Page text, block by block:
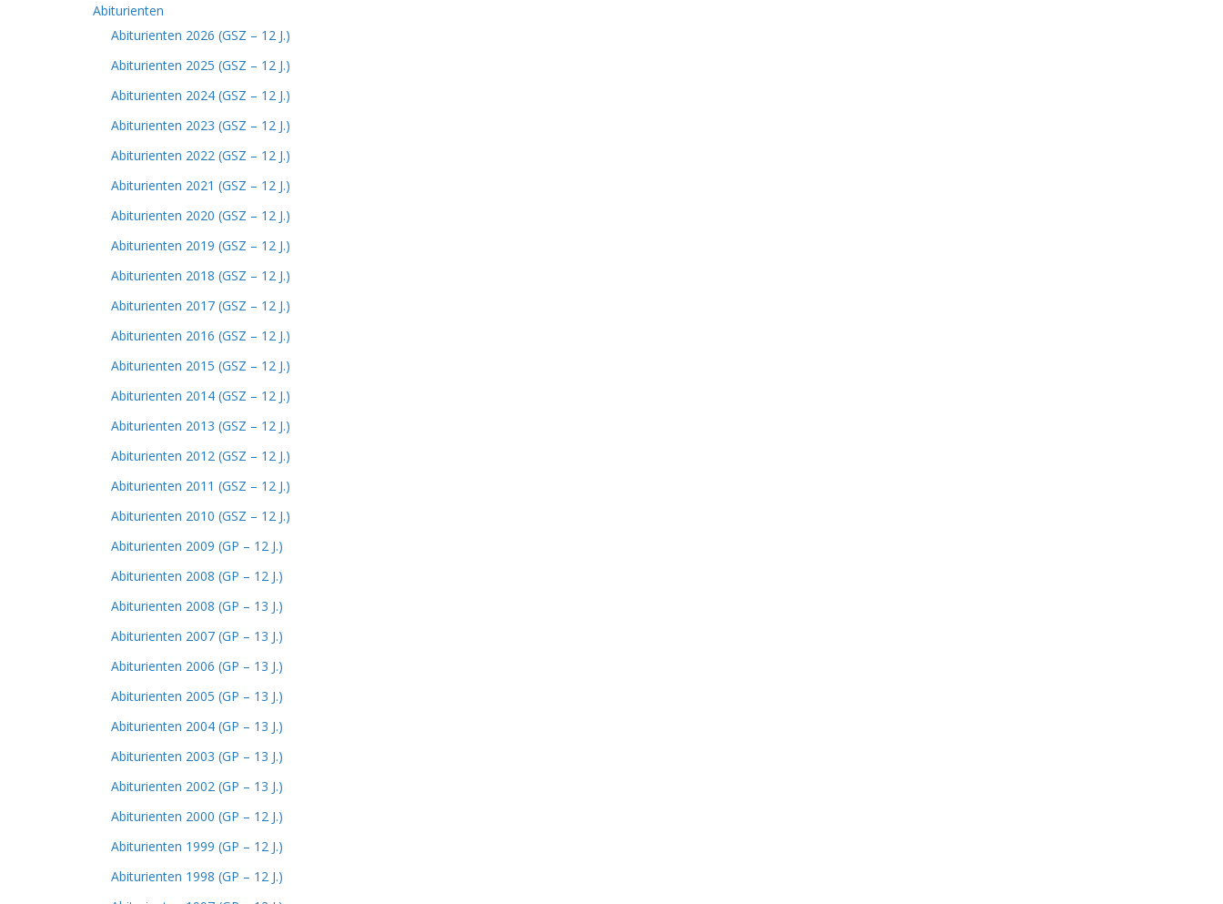
Abiturienten
Abiturienten 2026 (GSZ – 12 J.)
Abiturienten 2025 (GSZ – 12 J.)
Abiturienten 2024 (GSZ – 12 J.)
Abiturienten 2023 (GSZ – 12 J.)
Abiturienten 2022 (GSZ – 12 J.)
Abiturienten 2021 (GSZ – 12 J.)
Abiturienten 2020 (GSZ – 12 J.)
Abiturienten 2019 (GSZ – 12 J.)
Abiturienten 2018 (GSZ – 12 J.)
Abiturienten 2017 (GSZ – 12 J.)
Abiturienten 2016 (GSZ – 12 J.)
Abiturienten 2015 (GSZ – 12 J.)
Abiturienten 2014 (GSZ – 12 J.)
Abiturienten 2013 (GSZ – 12 J.)
Abiturienten 2012 (GSZ – 12 J.)
Abiturienten 2011 (GSZ – 12 J.)
Abiturienten 2010 (GSZ – 12 J.)
Abiturienten 2009 (GP – 12 J.)
Abiturienten 2008 (GP – 12 J.)
Abiturienten 2008 (GP – 13 J.)
Abiturienten 2007 (GP – 13 J.)
Abiturienten 2006 (GP – 13 J.)
Abiturienten 2005 (GP – 13 J.)
Abiturienten 2004 (GP – 13 J.)
Abiturienten 2003 (GP – 13 J.)
Abiturienten 2002 (GP – 13 J.)
Abiturienten 2000 (GP – 12 J.)
Abiturienten 1999 (GP – 12 J.)
Abiturienten 1998 (GP – 12 J.)